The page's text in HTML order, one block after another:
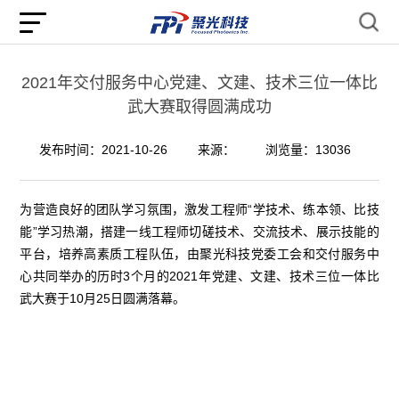
2021年交付服务中心党建、文建、技术三位一体比
武大赛取得圆满成功
发布时间：2021-10-26 来源： 浏览量：13036
为营造良好的团队学习氛围，激发工程师“学技术、练本领、比技
能”学习热潮，搭建一线工程师切磋技术、交流技术、展示技能的
平台，培养高素质工程队伍，由聚光科技党委工会和交付服务中
心共同举办的历时3个月的2021年党建、文建、技术三位一体比
武大赛于10月25日圆满落幕。